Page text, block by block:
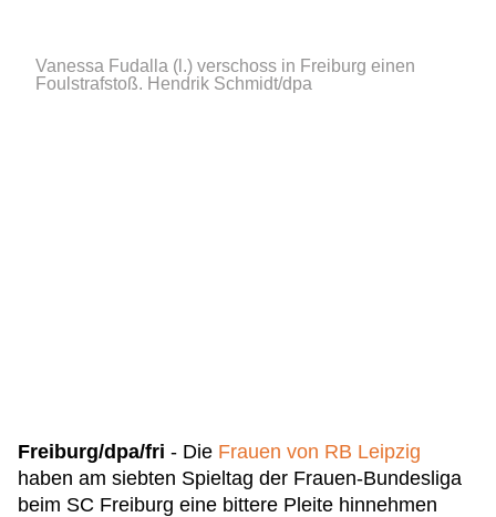
Vanessa Fudalla (l.) verschoss in Freiburg einen
Foulstrafstoß. Hendrik Schmidt/dpa
Freiburg/dpa/fri - Die Frauen von RB Leipzig
haben am siebten Spieltag der Frauen-Bundesliga
beim SC Freiburg eine bittere Pleite hinnehmen